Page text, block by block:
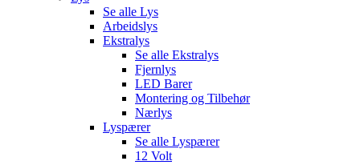
Se alle Lys
Arbeidslys
Ekstralys
Se alle Ekstralys
Fjernlys
LED Barer
Montering og Tilbehør
Nærlys
Lyspærer
Se alle Lyspærer
12 Volt